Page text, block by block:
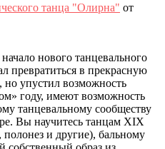
танца "Олирна" от
нового танцевального
превратиться в прекрасную
но упустил возможность
году, имеют возможность
танцевальному сообществу
Вы научитесь танцам XIX
полонез и другие), бальному